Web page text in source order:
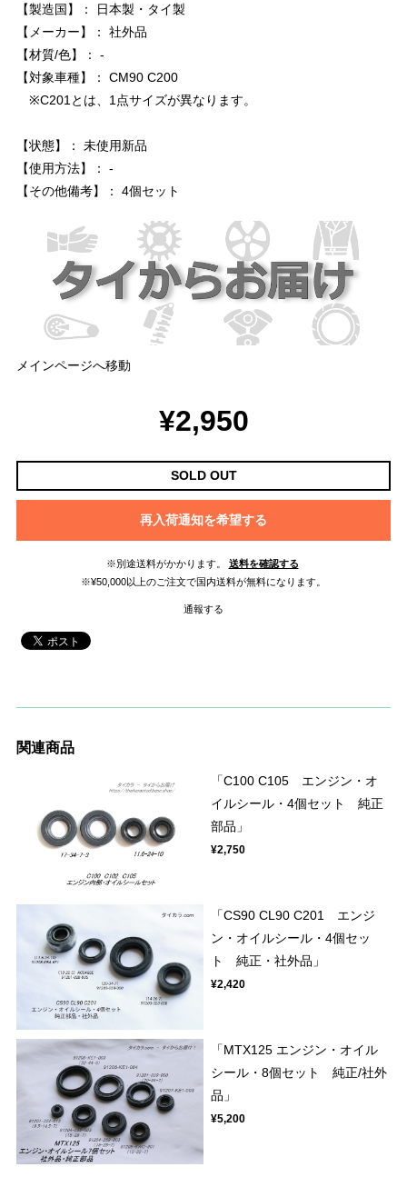
【製造国】： 日本製・タイ製
【メーカー】： 社外品
【材質/色】： -
【対象車種】： CM90 C200
※C201とは、1点サイズが異なります。
【状態】： 未使用新品
【使用方法】： -
【その他備考】： 4個セット
メインページへ移動
¥2,950
SOLD OUT
再入荷通知を希望する
※別途送料がかかります。
送料を確認する
※¥50,000以上のご注文で国内送料が無料になります。
通報する
関連商品
「C100 C105 エンジン・オ
イルシール・4個セット 純正
部品」
¥2,750
「CS90 CL90 C201 エンジ
ン・オイルシール・4個セッ
ト 純正・社外品」
¥2,420
「MTX125 エンジン・オイル
シール・8個セット 純正/社外
品」
¥5,200